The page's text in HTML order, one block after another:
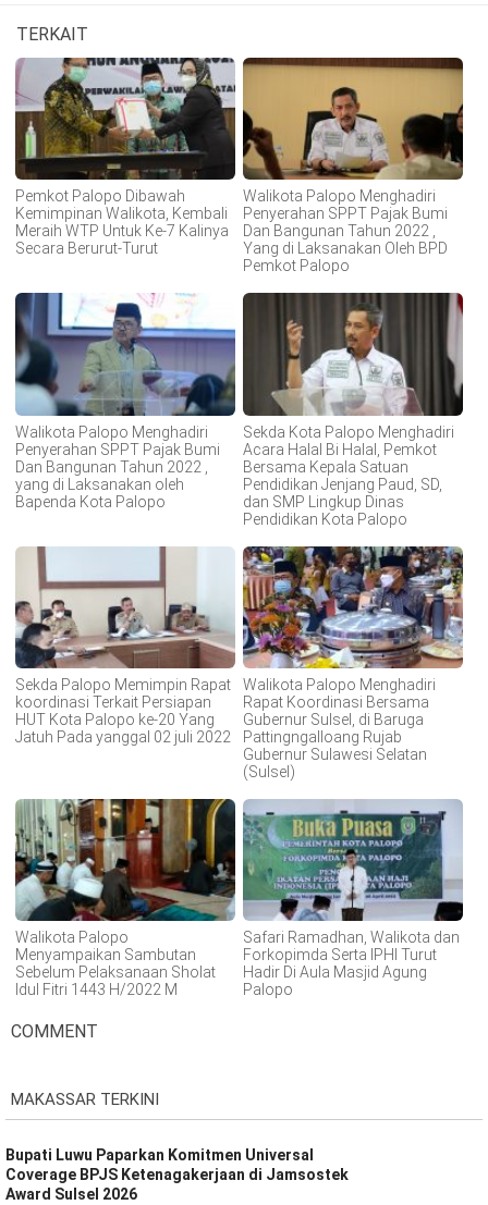
TERKAIT
Pemkot Palopo Dibawah
Kemimpinan Walikota, Kembali
Meraih WTP Untuk Ke-7 Kalinya
Secara Berurut-Turut
Walikota Palopo Menghadiri
Penyerahan SPPT Pajak Bumi
Dan Bangunan Tahun 2022 ,
Yang di Laksanakan Oleh BPD
Pemkot Palopo
Walikota Palopo Menghadiri
Penyerahan SPPT Pajak Bumi
Dan Bangunan Tahun 2022 ,
yang di Laksanakan oleh
Bapenda Kota Palopo
Sekda Kota Palopo Menghadiri
Acara Halal Bi Halal, Pemkot
Bersama Kepala Satuan
Pendidikan Jenjang Paud, SD,
dan SMP Lingkup Dinas
Pendidikan Kota Palopo
Sekda Palopo Memimpin Rapat
koordinasi Terkait Persiapan
HUT Kota Palopo ke-20 Yang
Jatuh Pada yanggal 02 juli 2022
Walikota Palopo Menghadiri
Rapat Koordinasi Bersama
Gubernur Sulsel, di Baruga
Pattingngalloang Rujab
Gubernur Sulawesi Selatan
(Sulsel)
Walikota Palopo
Menyampaikan Sambutan
Sebelum Pelaksanaan Sholat
Idul Fitri 1443 H/2022 M
Safari Ramadhan, Walikota dan
Forkopimda Serta IPHI Turut
Hadir Di Aula Masjid Agung
Palopo
COMMENT
MAKASSAR TERKINI
Bupati Luwu Paparkan Komitmen Universal
Coverage BPJS Ketenagakerjaan di Jamsostek
Award Sulsel 2026